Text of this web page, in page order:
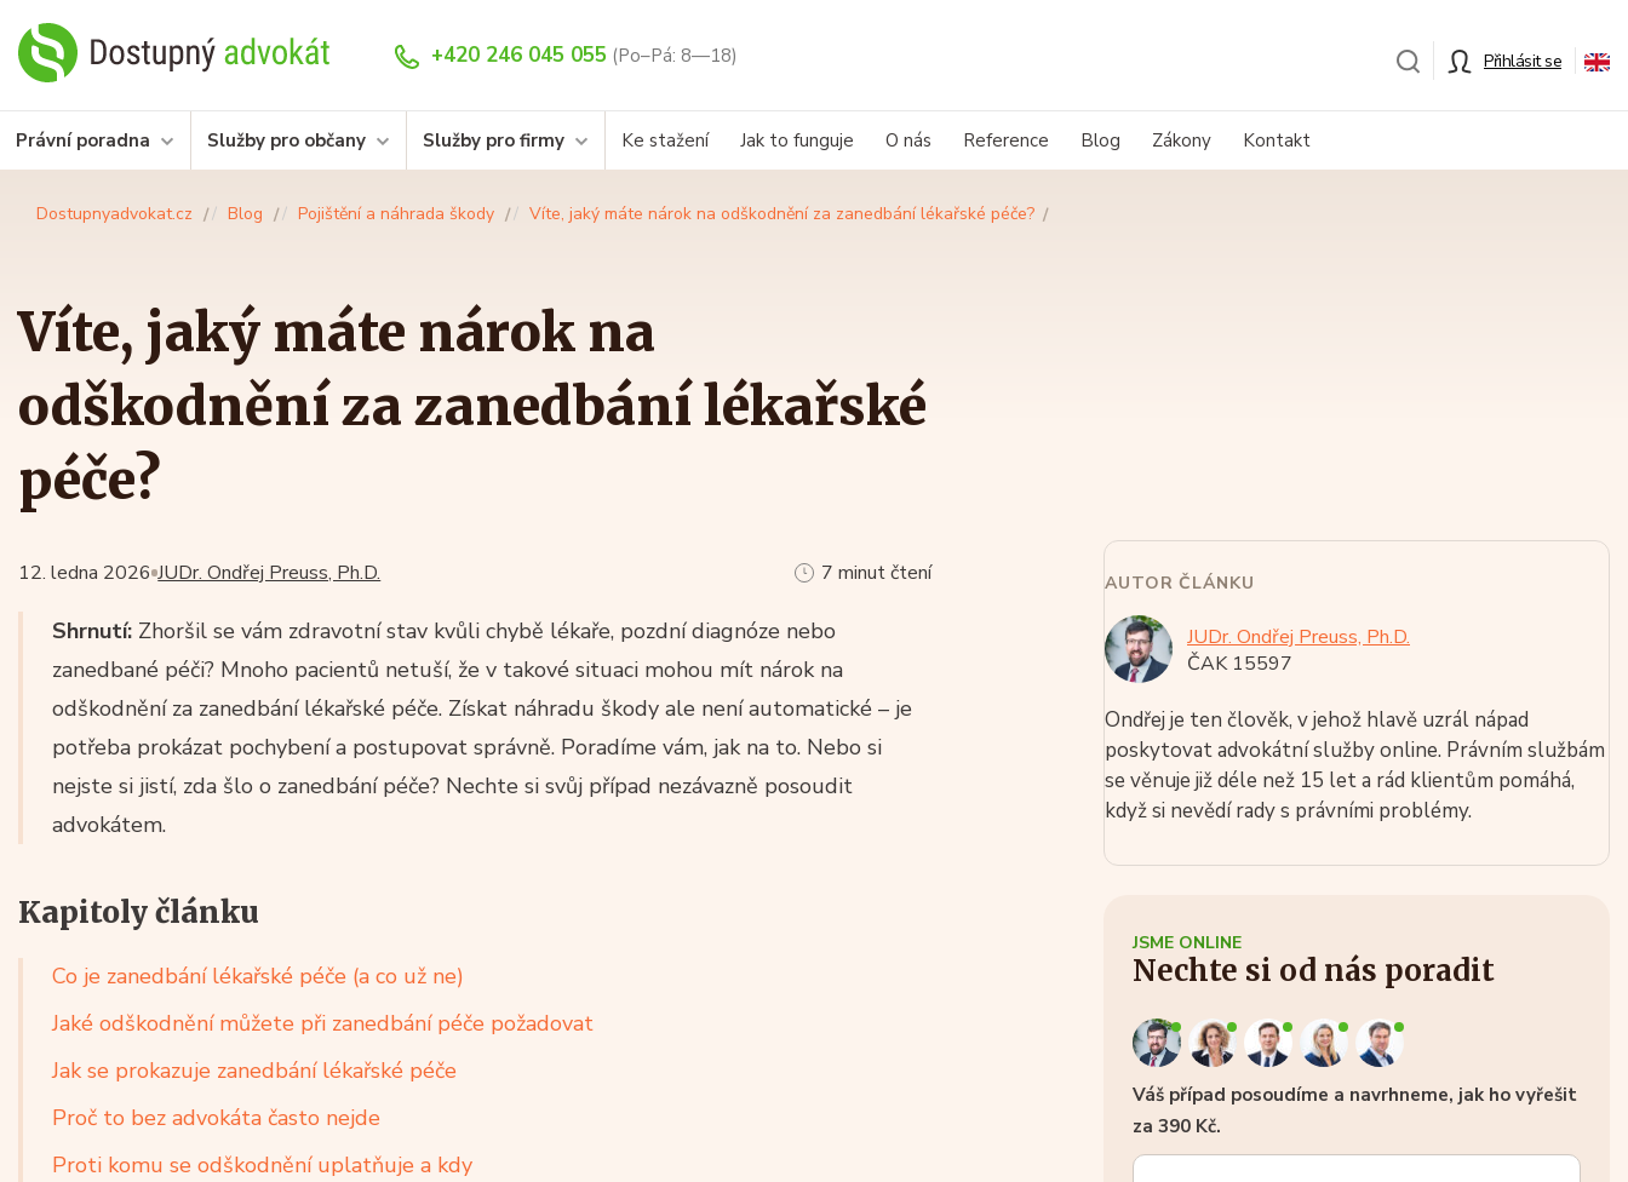
+420 246 045 055 (Po–Pá: 8—18) Přihlásit se
Právní poradna Služby pro občany Služby pro firmy Ke stažení Jak to funguje O nás Reference Blog Zákony Kontakt
Dostupnyadvokat.cz Blog Pojištění a náhrada škody Víte, jaký máte nárok na odškodnění za zanedbání lékařské péče?
Víte, jaký máte nárok na
odškodnění za zanedbání lékařské
péče?
JUDr. Ondřej Preuss, Ph.D.
12. ledna 2026 7 minut čtení
Shrnutí: Zhoršil se vám zdravotní stav kvůli chybě lékaře, pozdní diagnóze nebo
zanedbané péči? Mnoho pacientů netuší, že v takové situaci mohou mít nárok na
odškodnění za zanedbání lékařské péče. Získat náhradu škody ale není automatické – je
potřeba prokázat pochybení a postupovat správně. Poradíme vám, jak na to. Nebo si
nejste si jistí, zda šlo o zanedbání péče? Nechte si svůj případ nezávazně posoudit
advokátem.
Kapitoly článku
Co je zanedbání lékařské péče (a co už ne)
Jaké odškodnění můžete při zanedbání péče požadovat
Jak se prokazuje zanedbání lékařské péče
Proč to bez advokáta často nejde
Proti komu se odškodnění uplatňuje a kdy
AUTOR ČLÁNKU
JUDr. Ondřej Preuss, Ph.D.
ČAK 15597
Ondřej je ten člověk, v jehož hlavě uzrál nápad
poskytovat advokátní služby online. Právním službám
se věnuje již déle než 15 let a rád klientům pomáhá,
když si nevědí rady s právními problémy.
JSME ONLINE
Nechte si od nás poradit
Váš případ posoudíme a navrhneme, jak ho vyřešit
za 390 Kč.